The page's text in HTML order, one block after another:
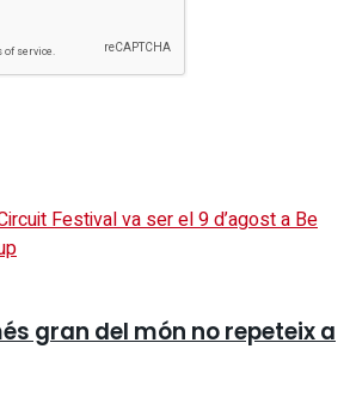
gran del món no repeteix a